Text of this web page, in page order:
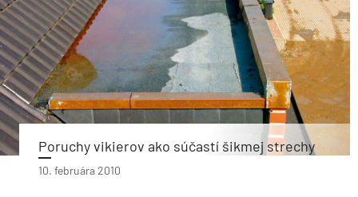
Poruchy vikierov ako súčastí šikmej strechy
10. februára 2010